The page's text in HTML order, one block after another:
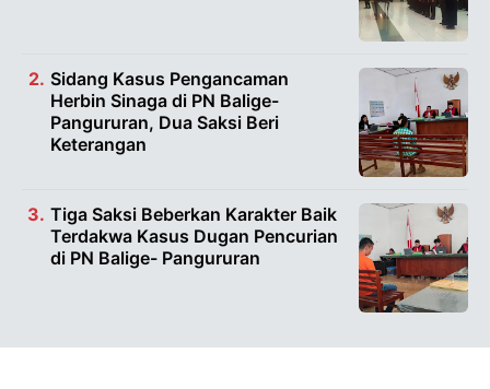
Sidang Kasus Pengancaman
Herbin Sinaga di PN Balige-
Pangururan, Dua Saksi Beri
Keterangan
Tiga Saksi Beberkan Karakter Baik
Terdakwa Kasus Dugan Pencurian
di PN Balige- Pangururan